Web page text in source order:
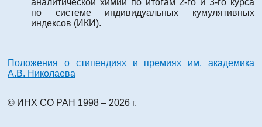
аналитической химии по итогам 2-го и 3-го курса
по системе индивидуальных кумулятивных
индексов (ИКИ).
Положения о стипендиях и премиях им. академика
А.В. Николаева
© ИНХ СО РАН 1998 – 2026 г.